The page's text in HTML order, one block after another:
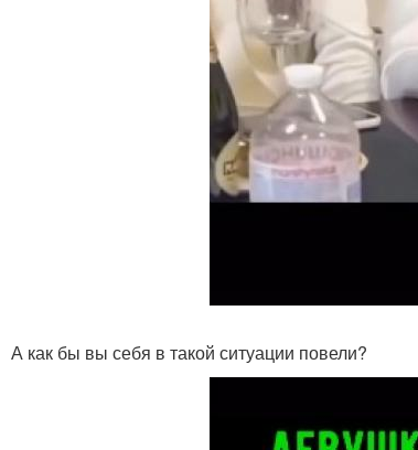
А как бы вы себя в такой ситуации повели?